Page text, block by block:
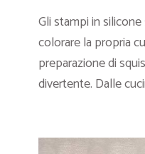
Gli stampi in
colorare la propria
preparazione di
divertente. Dalle